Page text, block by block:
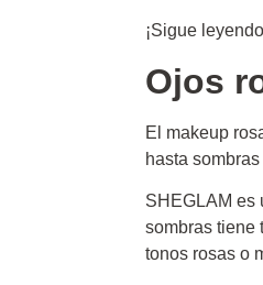
¡Sigue
Ojos
El makeup
hasta
SHEGLAM es
sombras tiene
tonos rosas o